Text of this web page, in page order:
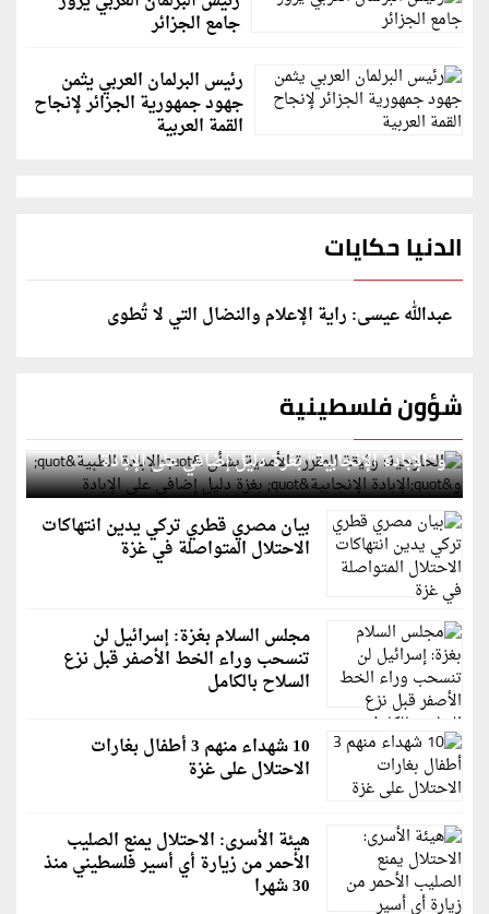
جامع الجزائر
رئيس البرلمان العربي يثمن
جهود جمهورية الجزائر لإنجاح
القمة العربية
الدنيا حكايات
عبدالله عيسى: راية الإعلام والنضال التي لا تُطوى
شؤون فلسطينية
الخارجية: وثيقة المقررة الأممية بشأن "الإبادة الطبية"
و"الإبادة الإنجابية" بغزة دليل إضافي على الإبادة
بيان مصري قطري تركي يدين انتهاكات
الاحتلال المتواصلة في غزة
مجلس السلام بغزة: إسرائيل لن
تنسحب وراء الخط الأصفر قبل نزع
السلاح بالكامل
10 شهداء منهم 3 أطفال بغارات
الاحتلال على غزة
هيئة الأسرى: الاحتلال يمنع الصليب
الأحمر من زيارة أي أسير فلسطيني منذ
30 شهرا